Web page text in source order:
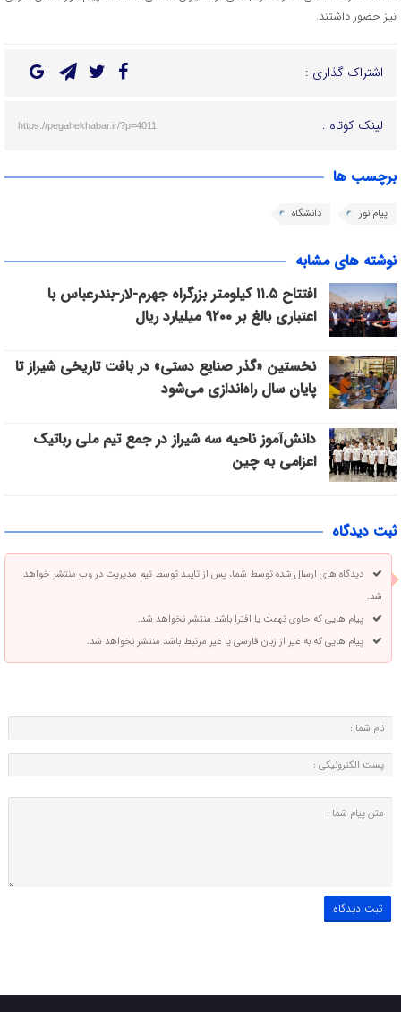
نیز حضور داشتند.
اشتراک گذاری :
لینک کوتاه : https://pegahekhabar.ir/?p=4011
برچسب ها
پیام نور دانشگاه
نوشته های مشابه
افتتاح ۱۱.۵ کیلومتر بزرگراه جهرم-لار-بندرعباس با
اعتباری بالغ بر ۹۲۰۰ میلیارد ریال
نخستین «گذر صنایع دستی» در بافت تاریخی شیراز تا
پایان سال راه‌اندازی می‌شود
دانش‌آموز ناحیه سه شیراز در جمع تیم ملی رباتیک
اعزامی به چین
ثبت دیدگاه
دیدگاه های ارسال شده توسط شما، پس از تایید توسط تیم مدیریت در وب منتشر خواهد
شد.
پیام هایی که حاوی تهمت یا افترا باشد منتشر نخواهد شد.
پیام هایی که به غیر از زبان فارسی یا غیر مرتبط باشد منتشر نخواهد شد.